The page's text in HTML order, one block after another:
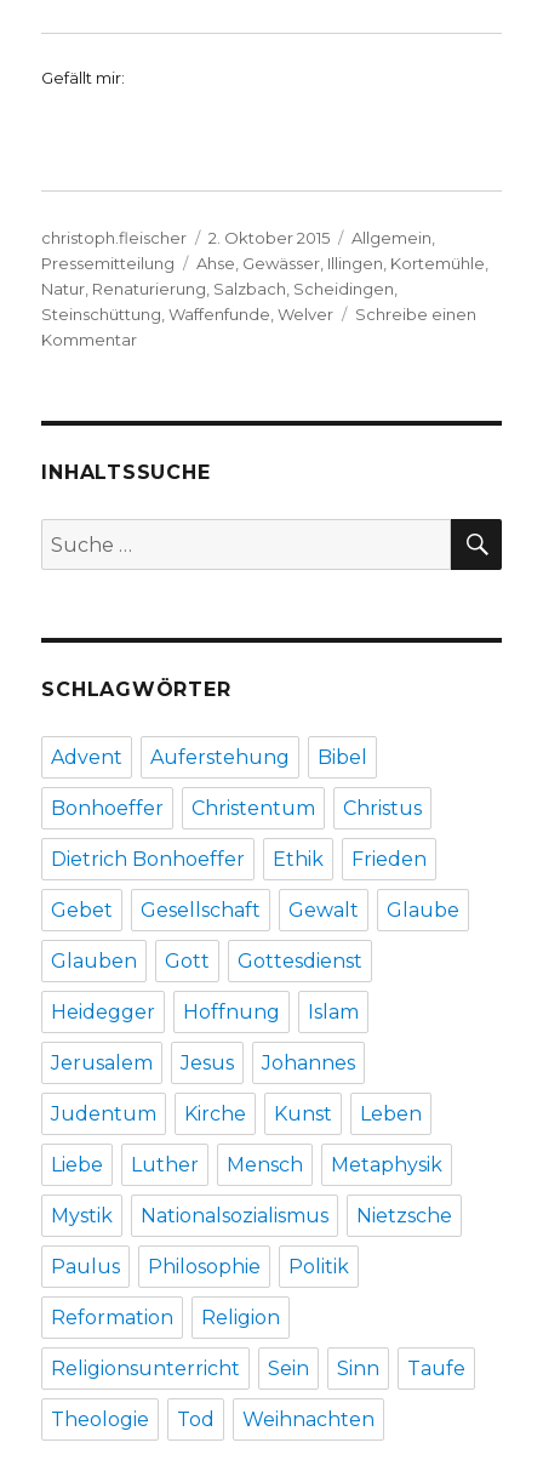
Gefällt mir:
Autor
christoph.fleischer
Veröffentlicht
am
2. Oktober 2015 Kategorien
Allgemein
Pressemitteilung
Schlagwörter
Ahse Gewässer Illingen Kortemühle
Natur Renaturierung Salzbach Scheidingen
Steinschüttung ,Waffenfunde ,Welver
Schreibe einen
Kommentarzu
weiter
Pressemeldung
1.10.2015
INHALTSSUCHE
Suche
nach:
SCHLAGWÖRTER
Advent Auferstehung Bibel
Bonhoeffer Christentum Christus
Dietrich Bonhoeffer Ethik Frieden
Gebet Gesellschaft Gewalt Glaube
Glauben Gott Gottesdienst
Heidegger Hoffnung Islam
Jerusalem Jesus Johannes
Judentum Kirche Kunst Leben
Liebe Luther Mensch Metaphysik
Mystik Nationalsozialismus Nietzsche
Paulus Philosophie Politik
Reformation Religion
Religionsunterricht Sein Sinn Taufe
Theologie Tod Weihnachten